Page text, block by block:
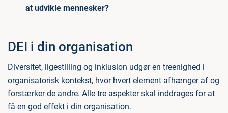
at udvikle mennesker?
DEI i din organisation
Diversitet, ligestilling og inklusion udgør en treenighed i
organisatorisk kontekst, hvor hvert element afhænger af og
forstærker de andre. Alle tre aspekter skal inddrages for at
få en god effekt i din organisation.